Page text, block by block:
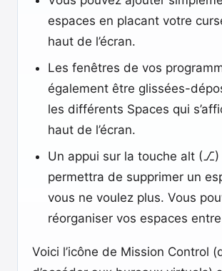
espaces en placant votre
haut de l’écran.
Les fenêtres de vos
également être glissées-
les différents Spaces qui
haut de l’écran.
Un appui sur la touche alt (⎇)
permettra de supprimer un
vous ne voulez plus. Vous
réorganiser vos espaces
Voici l’icône de Mission Control